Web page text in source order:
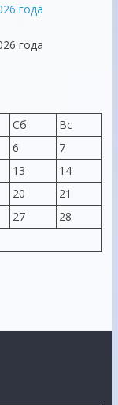
года
года
Сб
Вс
6
7
13
14
20
21
27
28